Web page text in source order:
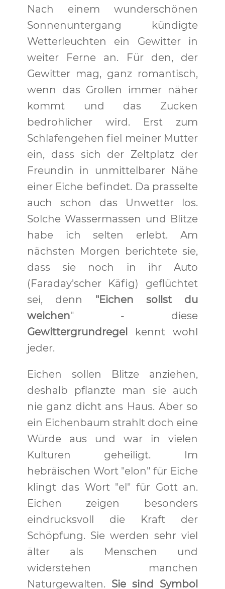
Nach einem wunderschönen
Sonnenuntergang kündigte
Wetterleuchten ein Gewitter in
weiter Ferne an. Für den, der
Gewitter mag, ganz romantisch,
wenn das Grollen immer näher
kommt und das Zucken
bedrohlicher wird. Erst zum
Schlafengehen fiel meiner Mutter
ein, dass sich der Zeltplatz der
Freundin in unmittelbarer Nähe
einer Eiche befindet. Da prasselte
auch schon das Unwetter los.
Solche Wassermassen und Blitze
habe ich selten erlebt. Am
nächsten Morgen berichtete sie,
dass sie noch in ihr Auto
(Faraday'scher Käfig) geflüchtet
sei, denn "Eichen sollst du
weichen" - diese
Gewittergrundregel
kennt wohl
jeder.
Eichen sollen Blitze anziehen,
deshalb pflanzte man sie auch
nie ganz dicht ans Haus. Aber so
ein Eichenbaum strahlt doch eine
Würde aus und war in vielen
Kulturen geheiligt. Im
hebräischen Wort "elon" für Eiche
klingt das Wort "el" für Gott an.
Eichen zeigen besonders
eindrucksvoll die Kraft der
Schöpfung. Sie werden sehr viel
älter als Menschen und
widerstehen manchen
Naturgewalten. Sie sind Symbol